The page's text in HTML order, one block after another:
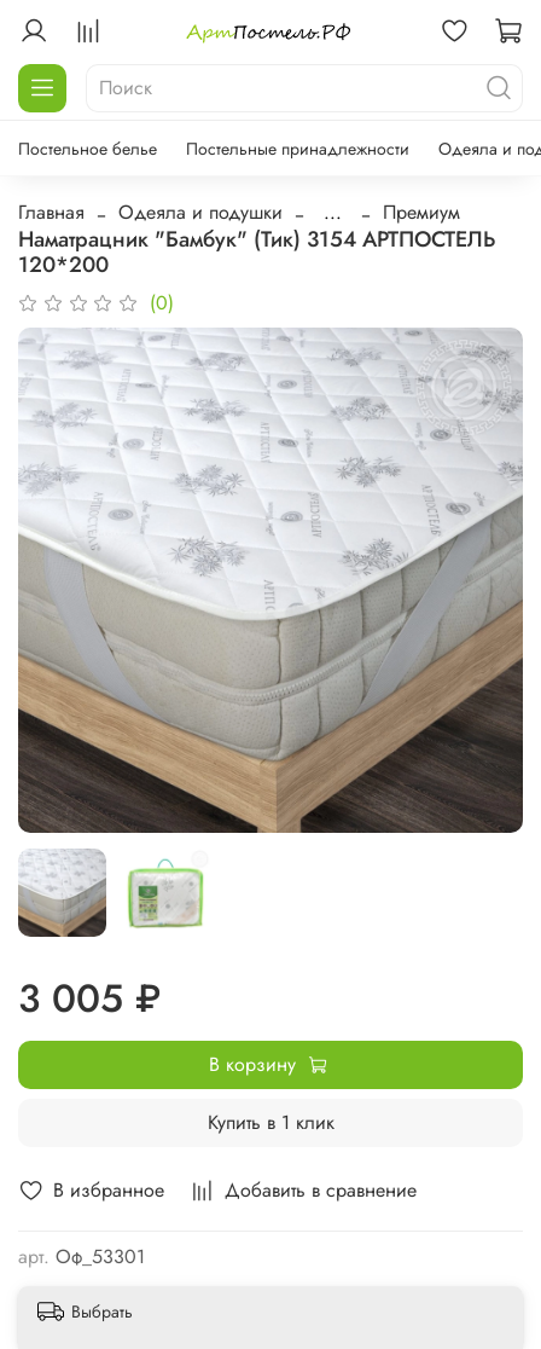
Постельное белье Постельные принадлежности Одеяла и
Главная Одеяла и подушки ... Премиум
Наматрацник "Бамбук" (Тик) 3154 АРТПОСТЕЛЬ
120*200
(0)
В избранное Добавить в сравнение
арт. Оф_53301
3 005 ₽
В корзину
Купить в 1 клик
Выбрать